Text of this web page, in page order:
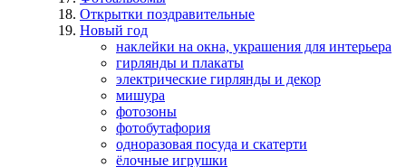
Открытки поздравительные
Новый год
наклейки на окна, украшения для интерьера
гирлянды и плакаты
электрические гирлянды и декор
мишура
фотозоны
фотобутафория
одноразовая посуда и скатерти
ёлочные игрушки